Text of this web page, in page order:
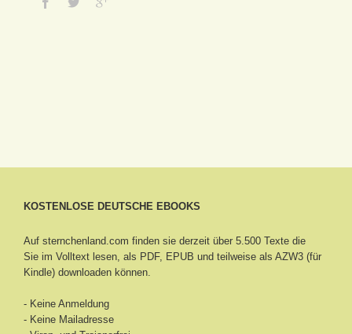
KOSTENLOSE DEUTSCHE EBOOKS
Auf sternchenland.com finden sie derzeit über 5.500 Texte die
Sie im Volltext lesen, als PDF, EPUB und teilweise als AZW3 (für
Kindle) downloaden können.
- Keine Anmeldung
- Keine Mailadresse